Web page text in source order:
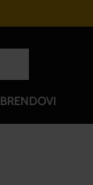
Sustav
BRENDOVI